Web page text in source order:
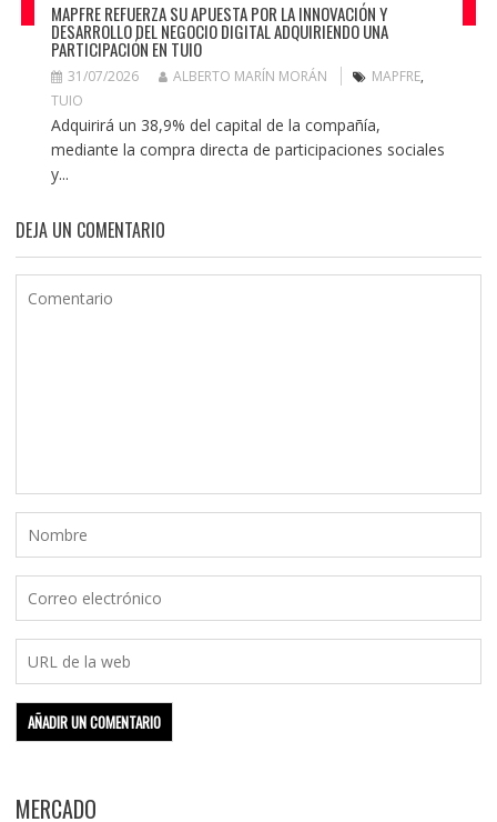
MAPFRE REFUERZA SU APUESTA POR LA INNOVACIÓN Y
DESARROLLO DEL NEGOCIO DIGITAL ADQUIRIENDO UNA
PARTICIPACIÓN EN TUIO
31/07/2026 ALBERTO MARÍN MORÁN MAPFRE,
TUIO
Adquirirá un 38,9% del capital de la compañía,
mediante la compra directa de participaciones sociales
y...
DEJA UN COMENTARIO
MERCADO